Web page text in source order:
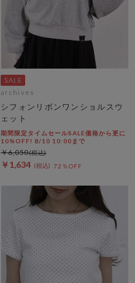
archives
シフォンリボンワンショルスウ
ェット
期間限定タイムセールSALE価格から更に
10%OFF! 8/10 10:00まで
￥1,634 72％OFF
￥6,050